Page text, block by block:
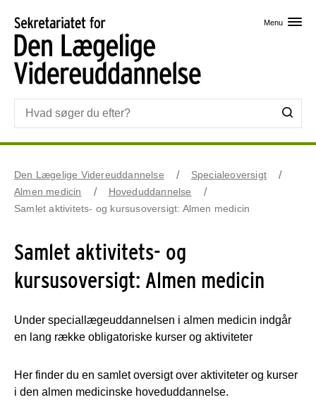
Menu
Den Lægelige Videreuddannelse
Specialeoversigt
Almen medicin
Hoveduddannelse
Samlet aktivitets- og kursusoversigt: Almen medicin
Samlet aktivitets- og
kursusoversigt: Almen medicin
Under speciallægeuddannelsen i almen medicin indgår
en lang række obligatoriske kurser og aktiviteter
Her finder du en samlet oversigt over aktiviteter og kurser
i den almen medicinske hoveduddannelse.